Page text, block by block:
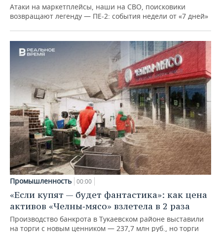
Атаки на маркетплейсы, наши на СВО, поисковики
возвращают легенду — ПЕ-2: события недели от «7 дней»
Промышленность 00:00
«Если купят — будет фантастика»: как цена
активов «Челны‑мясо» взлетела в 2 раза
Производство банкрота в Тукаевском районе выставили
на торги с новым ценником — 237,7 млн руб., но торги